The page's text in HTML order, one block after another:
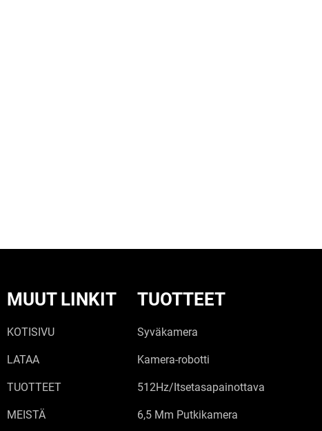
MUUT LINKIT
KOTISIVU
LATAA
TUOTTEET
MEISTÄ
TUOTTEET
Syväkamera
Kamera-robotti
512Hz/Itsetasapainottava
6,5 Mm Putkikamera